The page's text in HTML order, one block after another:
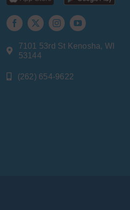
7101 53rd St Kenosha, WI
53144
(262) 654-9622